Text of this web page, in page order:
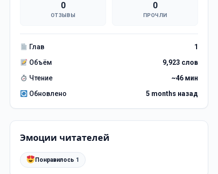
0
ОТЗЫВЫ
0
ПРОЧЛИ
Глав
1
Объём
9,923 слов
Чтение
~46 мин
Обновлено
5 months назад
Эмоции читателей
Понравилось 1